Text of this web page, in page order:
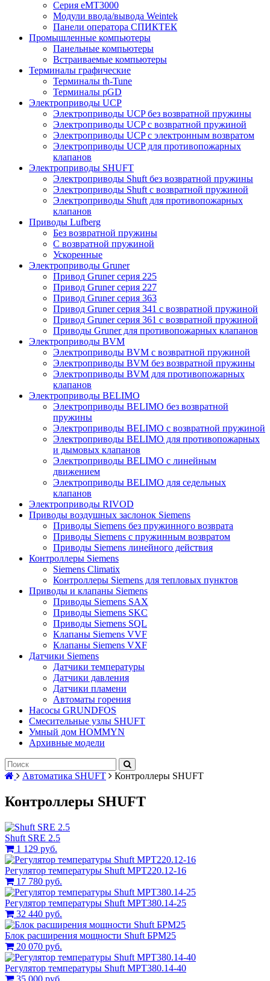
Серия eMT3000
Модули ввода/вывода Weintek
Панели оператора СПИКТЕК
Промышленные компьютеры
Панельные компьютеры
Встраиваемые компьютеры
Терминалы графические
Терминалы th-Tune
Терминалы pGD
Электроприводы UCP
Электроприводы UCP без возвратной пружины
Электроприводы UCP с возвратной пружиной
Электроприводы UCP с электронным возвратом
Электроприводы UCP для противопожарных
клапанов
Электроприводы SHUFT
Электроприводы Shuft без возвратной пружины
Электроприводы Shuft с возвратной пружиной
Электроприводы Shuft для противопожарных
клапанов
Приводы Lufberg
Без возвратной пружины
С возвратной пружиной
Ускоренные
Электроприводы Gruner
Привод Gruner серия 225
Привод Gruner серия 227
Привод Gruner серия 363
Привод Gruner серия 341 с возвратной пружиной
Привод Gruner серия 361 с возвратной пружиной
Приводы Gruner для противопожарных клапанов
Электроприводы BVM
Электроприводы BVM с возвратной пружиной
Электроприводы BVM без возвратной пружины
Электроприводы BVM для противопожарных
клапанов
Электроприводы BELIMO
Электроприводы BELIMO без возвратной
пружины
Электроприводы BELIMO с возвратной пружиной
Электроприводы BELIMO для противопожарных
и дымовых клапанов
Электроприводы BELIMO с линейным
движением
Электроприводы BELIMO для седельных
клапанов
Электроприводы RIVOD
Приводы воздушных заслонок Siemens
Приводы Siemens без пружинного возврата
Приводы Siemens с пружинным возвратом
Приводы Siemens линейного действия
Контроллеры Siemens
Siemens Climatix
Контроллеры Siemens для тепловых пунктов
Приводы и клапаны Siemens
Приводы Siemens SAX
Приводы Siemens SKC
Приводы Siemens SQL
Клапаны Siemens VVF
Клапаны Siemens VXF
Датчики Siemens
Датчики температуры
Датчики давления
Датчики пламени
Автоматы горения
Насосы GRUNDFOS
Смесительные узлы SHUFT
Умный дом HOMMYN
Архивные модели
Автоматика SHUFT Контроллеры SHUFT
Контроллеры SHUFT
Shuft SRE 2.5
1 129 руб.
Регулятор температуры Shuft МРТ220.12-16
17 780 руб.
Регулятор температуры Shuft МРТ380.14-25
32 440 руб.
Блок расширения мощности Shuft БРМ25
20 070 руб.
Регулятор температуры Shuft МРТ380.14-40
35 000 руб.